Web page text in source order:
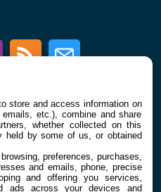
InstagramRSS Newsletter
À PROPOS
La rédaction
Contact
store and access information on
etc.), combine and share
whether collected on this
held by some of us, or obtained
preferences, purchases,
and emails, phone, precise
and offering you services,
ads across your devices and